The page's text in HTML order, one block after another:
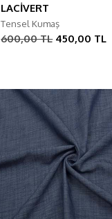
LACİVERT
Tensel Kumaş
600,00 TL 450,00 TL